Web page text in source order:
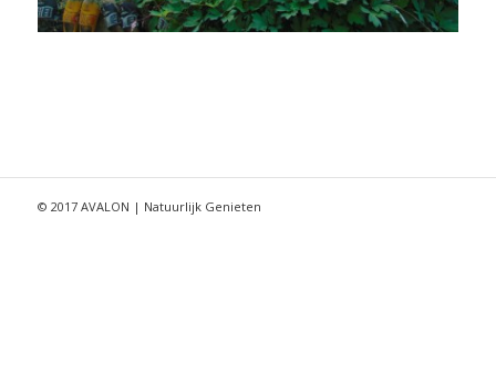
© 2017 AVALON | Natuurlijk Genieten